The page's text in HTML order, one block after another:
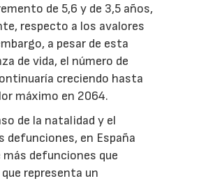
de 5,6 y de 3,5 años,
respecto a los avalores
a pesar de esta
de vida, el número de
creciendo hasta
máximo en 2064.
de la natalidad y el
defunciones, en España
más defunciones que
representa un